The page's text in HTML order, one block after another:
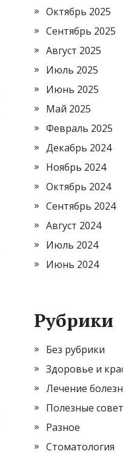
Октябрь 2025
Сентябрь 2025
Август 2025
Июль 2025
Июнь 2025
Май 2025
Февраль 2025
Декабрь 2024
Ноябрь 2024
Октябрь 2024
Сентябрь 2024
Август 2024
Июль 2024
Июнь 2024
Рубрики
Без рубрики
Здоровье и
Лечение
Полезные
Разное
Стоматология